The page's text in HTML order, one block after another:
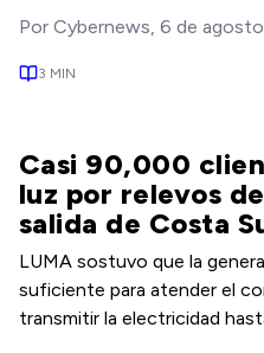
Por Cybernews, 6 de
3 MIN
Casi 90,000
luz por relevos
salida de Costa
LUMA sostuvo que la
suficiente para atender el
transmitir la electricidad